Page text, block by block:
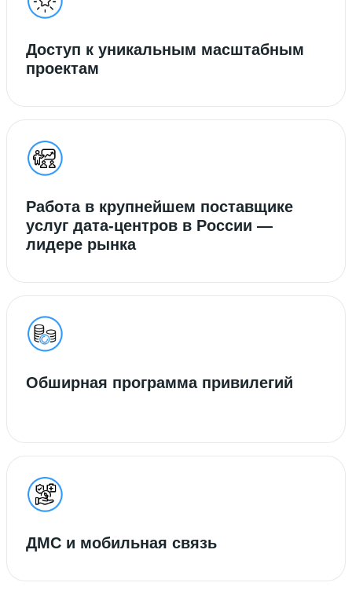
Доступ к уникальным масштабным
проектам
Работа в крупнейшем поставщике
услуг дата-центров в России —
лидере рынка
Обширная программа привилегий
ДМС и мобильная связь